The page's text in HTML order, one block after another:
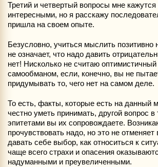
Третий и четвертый вопросы мне
интересными, но я расскажу
пришла на своем опыте.
Безусловно, учиться мыслить позитивно
не означает, что надо давить
нет! Нисколько не считаю
самообманом, если, конечно, вы не
придумывать то, чего нет на самом деле.
То есть, факты, которые есть на данный
честно уметь принимать, другой вопрос в
эпитетами вы их сопровождаете.
прочувствовать надо, но это не отменяет
давать себе выбор, как относиться к
чаще всего страхи и опасения
надуманными и преувеличенными.